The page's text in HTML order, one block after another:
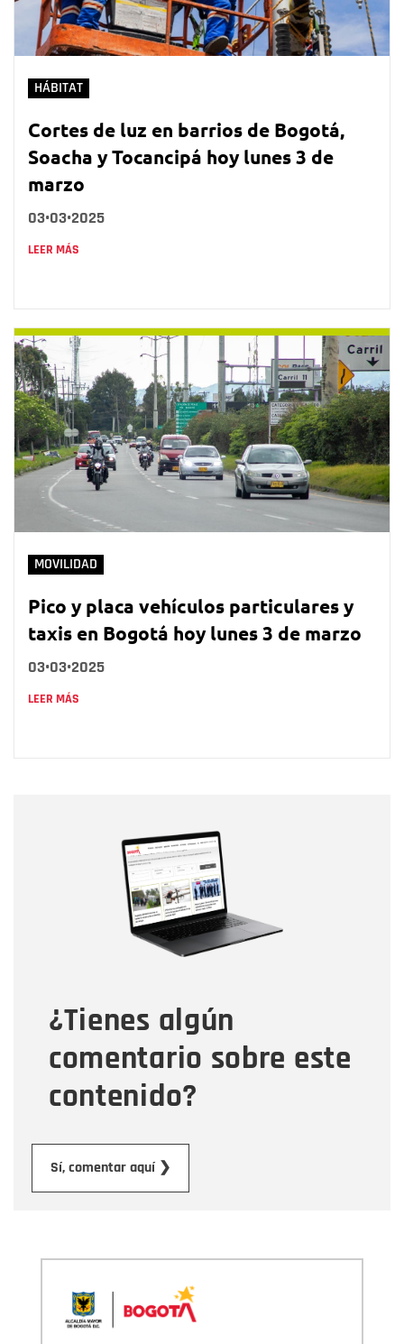
HÁBITAT
Cortes de luz en barrios de Bogotá,
Soacha y Tocancipá hoy lunes 3 de
marzo
03•03•2025
LEER MÁS
MOVILIDAD
Pico y placa vehículos particulares y
taxis en Bogotá hoy lunes 3 de marzo
03•03•2025
LEER MÁS
¿Tienes algún
comentario sobre este
contenido?
Sí, comentar aquí ❯
Correo electrónico
Tipo de comentario
Mensaje